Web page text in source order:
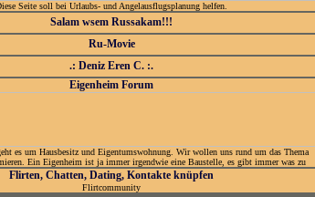
Seite soll bei Urlaubs- und Angelausflugsplanung helfen.
Salam wsem Russakam!!!
Ru-Movie
.: Deniz Eren C. :.
Eigenheim Forum
es um Hausbesitz und Eigentumswohnung. Wir wollen uns rund um das Thema
Ein Eigenheim ist ja immer irgendwie eine Baustelle, es gibt immer was zu
Flirten, Chatten, Dating, Kontakte knüpfen
Flirtcommunity